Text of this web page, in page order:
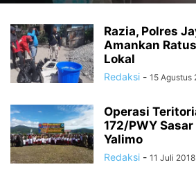
Razia, Polres
Amankan
Lokal
Redaksi - 15 Agustus
Operasi
172/PWY
Yalimo
Redaksi - 11 Juli 2018